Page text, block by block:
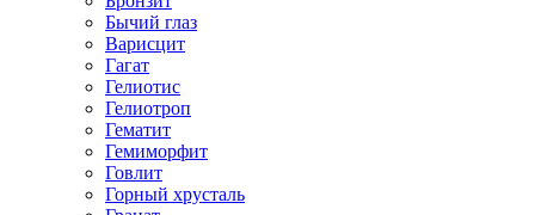
Бычий глаз
Варисцит
Гагат
Гелиотис
Гелиотроп
Гематит
Гемиморфит
Говлит
Горный хрусталь